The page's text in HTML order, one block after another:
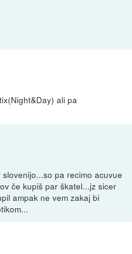
ali pa
pa recimo acuvue
če kupiš par škatel...jz sicer
ampak ne vem zakaj bi